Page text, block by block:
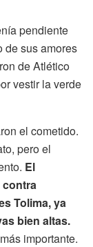
pendiente
de sus amores
de Atlético
vestir la verde
el cometido.
pero el
El
contra
Tolima, ya
bien altas.
importante.